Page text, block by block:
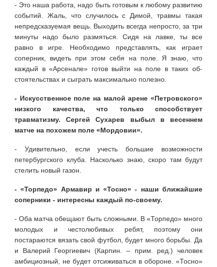
- Это наша работа, надо быть готовым к любому развитию
событий. Жаль, что случилось с Димой, травмы такая
непред­сказуемая вещь. Выходить всегда непросто, за три
минуты надо было размяться. Сидя на лавке, ты все
равно в игре. Необходимо представлять, как играет
соперник, видеть при этом себя на поле. Я знаю, что
каждый в «Арсенале» готов выйти на поле в таких об­
стоятельствах и сыграть максимально по­лезно.
- Искусственное поле на малой аре­не «Петровского»
низкого качества, что только способствует
травматизму. Сер­гей Сухарев выбыл в весеннем
матче на похожем поле «Мордовии».
- Удивительно, если учесть большие возможности
петербургского клуба. Насколько знаю, скоро там будут
стелить новый газон.
- «Торпедо» Армавир и «Тосно» - наши ближайшие
соперники - интересны каждый по-своему.
- Оба матча обещают быть сложными. В «Торпедо» много
молодых и честолюбивых ребят, поэтому они
постараются вязать свой футбол, будет много борьбы. Да
и Валерий Георгиевич (Карпин. – прим. ред.) человек
амбициозный, не будет отсиживаться в обороне. «Тосно»